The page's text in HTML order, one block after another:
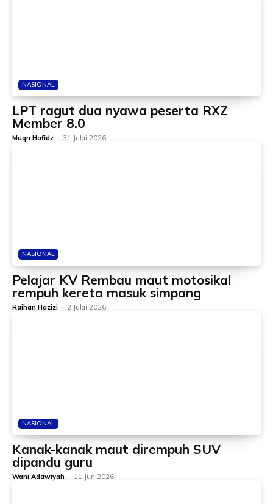
NASIONAL
LPT ragut dua nyawa peserta RXZ
Member 8.0
Muqri Hafidz - 31 Julai 2026
NASIONAL
Pelajar KV Rembau maut motosikal
rempuh kereta masuk simpang
Raihan Hazizi - 2 Julai 2026
NASIONAL
Kanak-kanak maut dirempuh SUV
dipandu guru
Wani Adawiyah - 11 Jun 2026